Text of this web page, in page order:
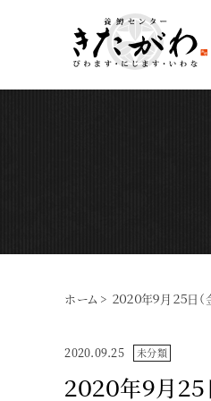
ホーム > ２０２０年９月２５
2020.09.25 未分類
２０２０年９月